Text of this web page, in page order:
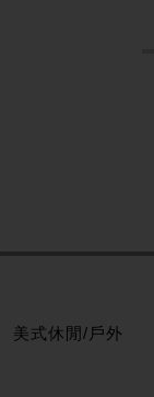
美式休閒/戶外